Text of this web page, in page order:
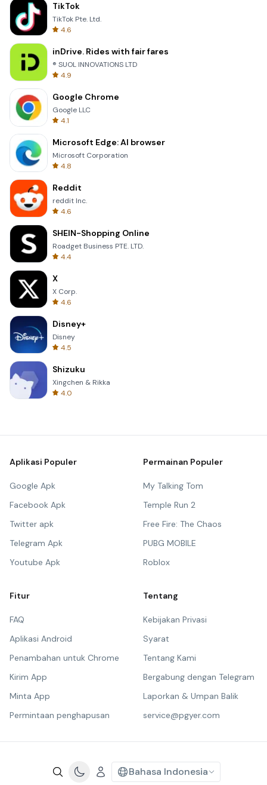
TikTok
TikTok Pte. Ltd.
4.6
inDrive. Rides with fair fares
® SUOL INNOVATIONS LTD
4.9
Google Chrome
Google LLC
4.1
Microsoft Edge: AI browser
Microsoft Corporation
4.8
Reddit
reddit Inc.
4.6
SHEIN-Shopping Online
Roadget Business PTE. LTD.
4.4
X
X Corp.
4.6
Disney+
Disney
4.5
Shizuku
Xingchen & Rikka
4.0
Aplikasi Populer
Google Apk
Facebook Apk
Twitter apk
Telegram Apk
Youtube Apk
Permainan Populer
My Talking Tom
Temple Run 2
Free Fire: The Chaos
PUBG MOBILE
Roblox
Fitur
FAQ
Aplikasi Android
Penambahan untuk Chrome
Kirim App
Minta App
Permintaan penghapusan
Tentang
Kebijakan Privasi
Syarat
Tentang Kami
Bergabung dengan Telegram
Laporkan & Umpan Balik
service@pgyer.com
Bahasa Indonesia